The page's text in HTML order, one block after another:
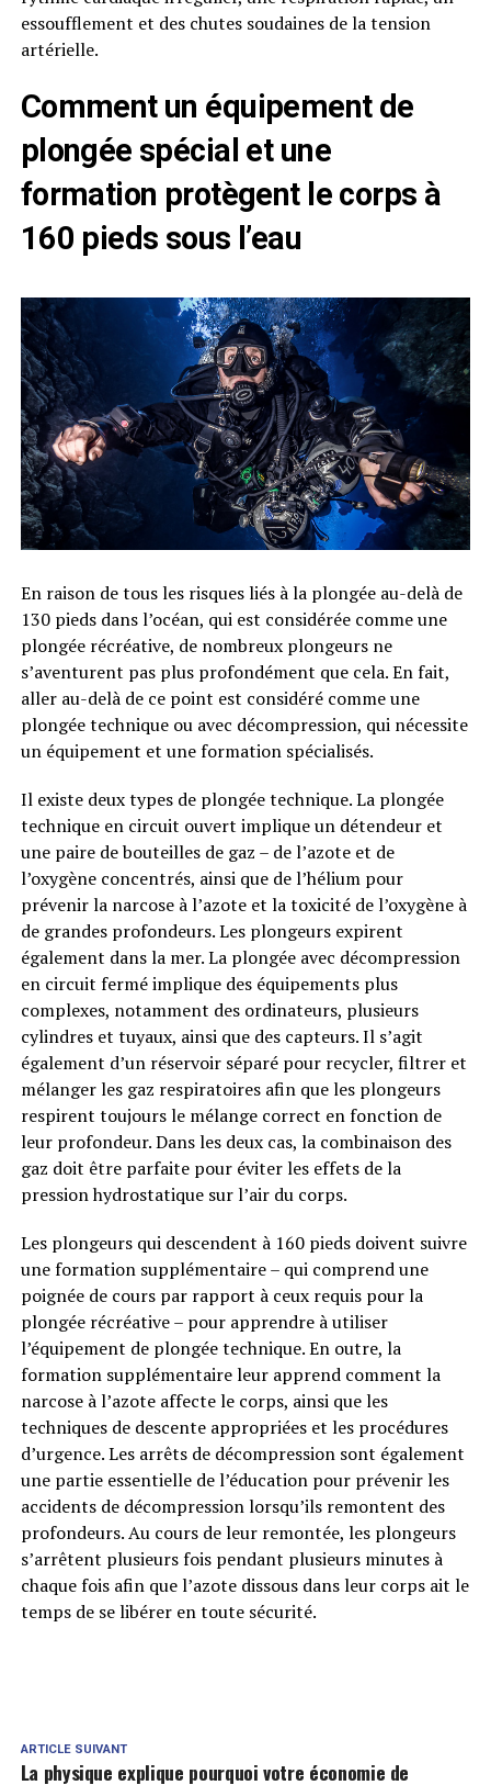
essoufflement et des chutes soudaines de la tension
artérielle.
Comment un équipement de
plongée spécial et une
formation protègent le corps à
160 pieds sous l’eau
En raison de tous les risques liés à la plongée au-delà de
130 pieds dans l’océan, qui est considérée comme une
plongée récréative, de nombreux plongeurs ne
s’aventurent pas plus profondément que cela. En fait,
aller au-delà de ce point est considéré comme une
plongée technique ou avec décompression, qui nécessite
un équipement et une formation spécialisés.
Il existe deux types de plongée technique. La plongée
technique en circuit ouvert implique un détendeur et
une paire de bouteilles de gaz – de l’azote et de
l’oxygène concentrés, ainsi que de l’hélium pour
prévenir la narcose à l’azote et la toxicité de l’oxygène à
de grandes profondeurs. Les plongeurs expirent
également dans la mer. La plongée avec décompression
en circuit fermé implique des équipements plus
complexes, notamment des ordinateurs, plusieurs
cylindres et tuyaux, ainsi que des capteurs. Il s’agit
également d’un réservoir séparé pour recycler, filtrer et
mélanger les gaz respiratoires afin que les plongeurs
respirent toujours le mélange correct en fonction de
leur profondeur. Dans les deux cas, la combinaison des
gaz doit être parfaite pour éviter les effets de la
pression hydrostatique sur l’air du corps.
Les plongeurs qui descendent à 160 pieds doivent suivre
une formation supplémentaire – qui comprend une
poignée de cours par rapport à ceux requis pour la
plongée récréative – pour apprendre à utiliser
l’équipement de plongée technique. En outre, la
formation supplémentaire leur apprend comment la
narcose à l’azote affecte le corps, ainsi que les
techniques de descente appropriées et les procédures
d’urgence. Les arrêts de décompression sont également
une partie essentielle de l’éducation pour prévenir les
accidents de décompression lorsqu’ils remontent des
profondeurs. Au cours de leur remontée, les plongeurs
s’arrêtent plusieurs fois pendant plusieurs minutes à
chaque fois afin que l’azote dissous dans leur corps ait le
temps de se libérer en toute sécurité.
ARTICLE SUIVANT
La physique explique pourquoi votre économie de